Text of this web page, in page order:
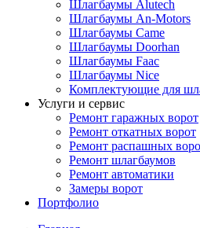
Шлагбаумы Alutech
Шлагбаумы An-Motors
Шлагбаумы Came
Шлагбаумы Doorhan
Шлагбаумы Faac
Шлагбаумы Nice
Комплектующие для
Услуги и сервис
Ремонт гаражных ворот
Ремонт откатных ворот
Ремонт распашных
Ремонт шлагбаумов
Ремонт автоматики
Замеры ворот
Портфолио